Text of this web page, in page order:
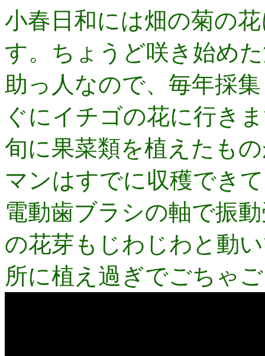
小春日和には畑の菊の
す。ちょうど咲き始め
助っ人なので、毎年採
ぐにイチゴの花に行き
旬に果菜類を植えたも
マンはすでに収穫でき
電動歯ブラシの軸で振
の花芽もじわじわと動
所に植え過ぎでごちゃ